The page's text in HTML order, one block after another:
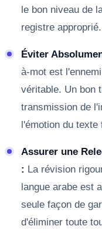
le bon niveau de
registre approprié.
Éviter
à-mot est
véritable. Un bon
transmission de
l'émotion du texte
Assurer une
: La révision
langue arabe est
seule façon de
d'éliminer toute